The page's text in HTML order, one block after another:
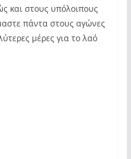
και στους υπόλοιπους
πάντα στους αγώνες
μέρες για το λαό